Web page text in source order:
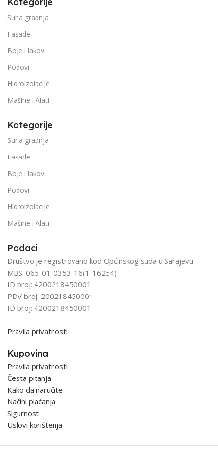
Suha gradnja
Fasade
Boje i lakovi
Podovi
Hidroizolacije
Mašine i Alati
Kategorije
Suha gradnja
Fasade
Boje i lakovi
Podovi
Hidroizolacije
Mašine i Alati
Podaci
Društvo je registrovano kod Općinskog suda u Sarajevu
MBS: 065-01-0353-16(1-16254)
ID broj: 4200218450001
PDV broj: 200218450001
ID broj: 4200218450001
Pravila privatnosti
Kupovina
Pravila privatnosti
Česta pitanja
Kako da naručite
Načini plaćanja
Sigurnost
Uslovi korištenja